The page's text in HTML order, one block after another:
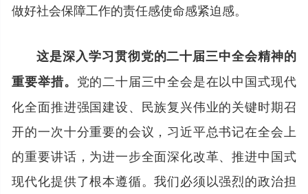
做好社会保障工作的责任感使命感紧迫感。
这是深入学习贯彻党的二十届三中全会精神的
重要举措。 党的二十届三中全会是在以中国式现代
化全面推进强国建设、民族复兴伟业的关键时期召
开的一次十分重要的会议，习近平总书记在全会上
的重要讲话，为进一步全面深化改革、推进中国式
现代化提供了根本遵循。我们必须以强烈的政治担